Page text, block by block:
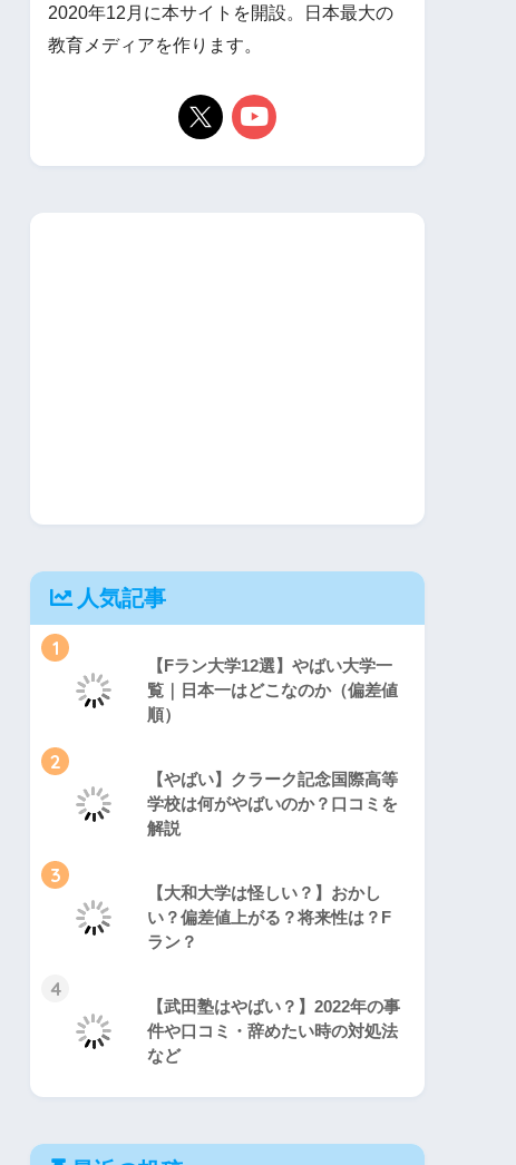
2020年12月に本サイトを開設。日本最大の
教育メディアを作ります。
人気記事
1
【Fラン大学12選】やばい大学一
覧｜日本一はどこなのか（偏差値
順）
2
【やばい】クラーク記念国際高等
学校は何がやばいのか？口コミを
解説
3
【大和大学は怪しい？】おかし
い？偏差値上がる？将来性は？F
ラン？
4
【武田塾はやばい？】2022年の事
件や口コミ・辞めたい時の対処法
など